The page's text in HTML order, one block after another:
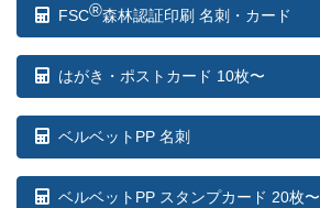
FSC®森林認証印刷 名刺・カード
はがき・ポストカード 10枚〜
ベルベットPP 名刺
ベルベットPP スタンプカード 20枚〜